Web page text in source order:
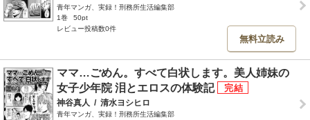
青年マンガ、実録！刑務所生活編集部
1巻
50pt
レビュー投稿数0件
無料立読み
ママ…ごめん。すべて白状します。美人姉妹の
女子少年院 泪とエロスの体験記
神谷真人 / 清水ヨシヒロ
青年マンガ、実録！刑務所生活編集部